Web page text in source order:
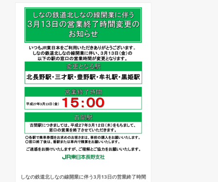
しなの鉄道北しなの線開業に伴う3月13日の営業終了時間